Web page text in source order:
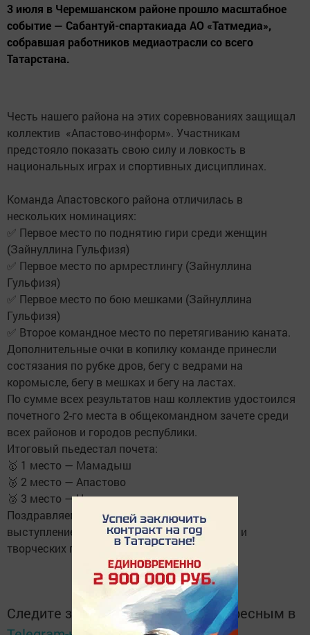
3 июля в Черемшанском районе прошло масштабное
событие — Сабантуй-спартакиада АО «Татмедиа»,
собравшая работников медиаотрасли со всего
Татарстана.
Честь нашего района на этих соревнованиях защищал
коллектив «Апастово-информ». Участникам
предстояло показать свою силу и ловкость в
национальных играх и спортивных дисциплинах.
Команда Апастовского района отличилась в
нескольких номинациях:
✅ Первое место по поднятию гири среди женщин
(Зайнуллина Гульфизя)
✅ Первое место по армрестлингу (Зайнуллина
Гульфизя)
✅ Первое место по бою мешками (Зайнуллина
Гульфизя)
✅ Второе командное место по перетягиванию каната.
Дополнительные очки в копилку команде принесли
состязания по рубке дров, бегу с ведрами на
коромысле, бегу в мешках и бегу на ластах.
По сумме всех результатов наш коллектив удостоился
почетного 2-го места в общекомандном зачете среди
всех районов и городов республики.
Итоговый пьедестал почета:
🥇 1 место — Мамадыш
🥈 2 место — Апастово
🥉 3 место — Нижнекамск
Поздравляем нашу команду с достойным
выступлением и желаем новых спортивных и
творческих побед!
Следите за самым важным и интересным в